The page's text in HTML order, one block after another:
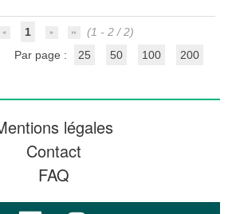
1
(1 - 2 / 2)
Par page :
25 50 100 200
légales
Contact
FAQ